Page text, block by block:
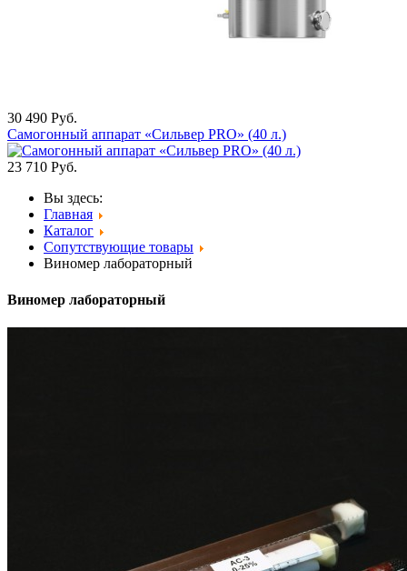
30 490 Руб.
Самогонный аппарат «Сильвер PRO» (40 л.)
23 710 Руб.
Вы здесь:
Главная
Каталог
Сопутствующие товары
Виномер лабораторный
Виномер лабораторный